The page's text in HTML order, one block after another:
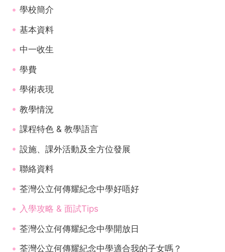
學校簡介
基本資料
中一收生
學費
學術表現
教學情況
課程特色 & 教學語言
設施、課外活動及全方位發展
聯絡資料
荃灣公立何傳耀紀念中學好唔好
入學攻略 & 面試Tips
荃灣公立何傳耀紀念中學開放日
荃灣公立何傳耀紀念中學適合我的子女嗎？